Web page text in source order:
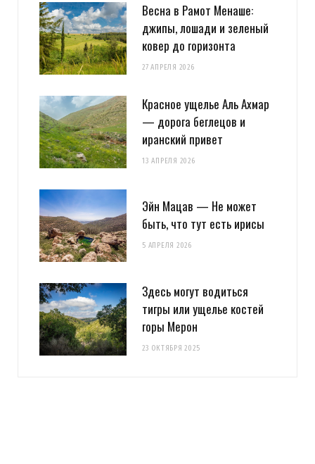
Весна в Рамот Менаше:
джипы, лошади и зеленый
ковер до горизонта
27 АПРЕЛЯ 2026
Красное ущелье Аль Ахмар
— дорога беглецов и
иранский привет
13 АПРЕЛЯ 2026
Эйн Мацав — Не может
быть, что тут есть ирисы
5 АПРЕЛЯ 2026
Здесь могут водиться
тигры или ущелье костей
горы Мерон
23 ОКТЯБРЯ 2025